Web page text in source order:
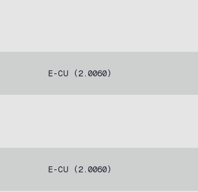
E-CU (2.0060)
E-CU (2.0060)